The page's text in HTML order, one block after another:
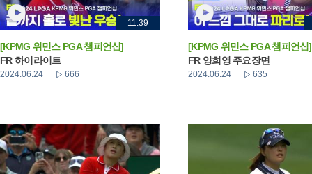
11:39
[KPMG 위민스 PGA 챔피언십]
FR 하이라이트
2024.06.24 666
[KPMG 위민스 PGA 챔피언십]
FR 양희영 주요장면
2024.06.24 635